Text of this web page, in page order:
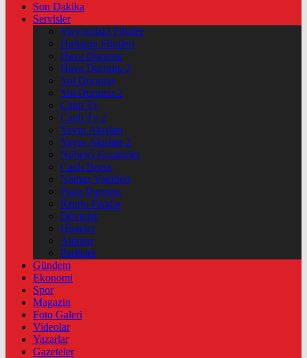
Son Dakika
Servisler
Vizyondaki Filmler
Haftanin Filmleri
Hava Durumu
Hava Durumu 2
Yol Durumu
Yol Durumu 2
Canlı Tv
Canlı Tv 2
Yayın Akışları
Yayın Akışları 2
Nöbetçi Eczaneler
Canlı Borsa
Namaz Vakitleri
Puan Durumu
Kripto Paralar
Dövizler
Hisseler
Altınlar
Pariteler
Gündem
Ekonomi
Spor
Magazin
Foto Galeri
Videolar
Yazarlar
Gazeteler